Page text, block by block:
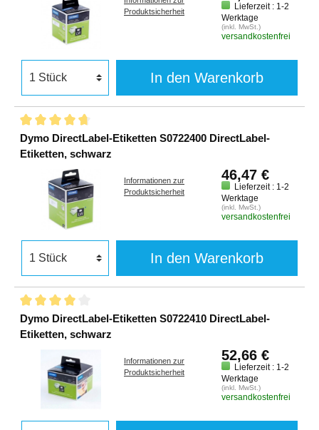
Produktsicherheit
Lieferzeit : 1-2
Werktage
(inkl. MwSt.)
versandkostenfrei
In den Warenkorb
Dymo DirectLabel-Etiketten S0722400 DirectLabel-
Etiketten, schwarz
Informationen zur
Produktsicherheit
46,47 €
Lieferzeit : 1-2
Werktage
(inkl. MwSt.)
versandkostenfrei
In den Warenkorb
Dymo DirectLabel-Etiketten S0722410 DirectLabel-
Etiketten, schwarz
Informationen zur
Produktsicherheit
52,66 €
Lieferzeit : 1-2
Werktage
(inkl. MwSt.)
versandkostenfrei